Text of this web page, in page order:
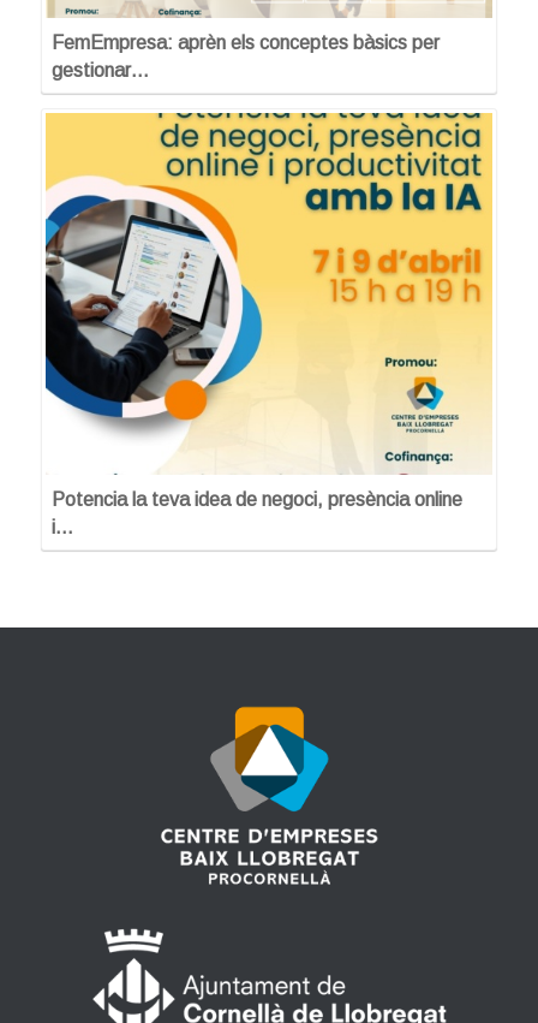
FemEmpresa: aprèn els conceptes bàsics per
gestionar…
Potencia la teva idea de negoci, presència online
i…